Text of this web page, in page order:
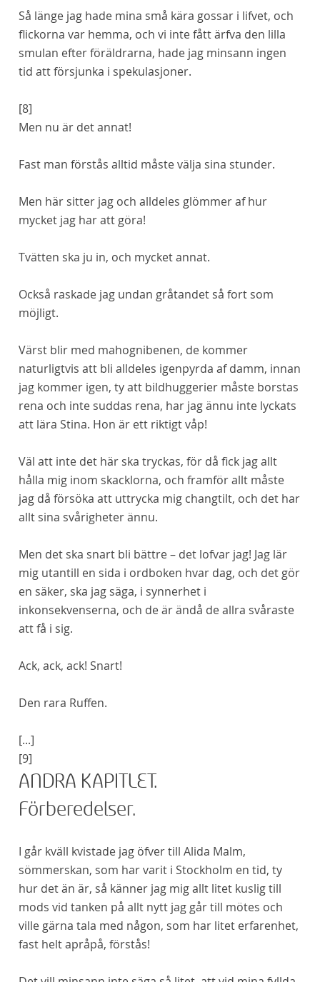
Så länge jag hade mina små kära gossar i lifvet, och
flickorna var hemma, och vi inte fått ärfva den lilla
smulan efter föräldrarna, hade jag minsann ingen
tid att försjunka i spekulasjoner.
[8]
Men nu är det annat!
Fast man förstås alltid måste välja sina stunder.
Men här sitter jag och alldeles glömmer af hur
mycket jag har att göra!
Tvätten ska ju in, och mycket annat.
Också raskade jag undan gråtandet så fort som
möjligt.
Värst blir med mahognibenen, de kommer
naturligtvis att bli alldeles igenpyrda af damm, innan
jag kommer igen, ty att bildhuggerier måste borstas
rena och inte suddas rena, har jag ännu inte lyckats
att lära Stina. Hon är ett riktigt våp!
Väl att inte det här ska tryckas, för då fick jag allt
hålla mig inom skacklorna, och framför allt måste
jag då försöka att uttrycka mig changtilt, och det har
allt sina svårigheter ännu.
Men det ska snart bli bättre – det lofvar jag! Jag lär
mig utantill en sida i ordboken hvar dag, och det gör
en säker, ska jag säga, i synnerhet i
inkonsekvenserna, och deär ändå de allra svåraste
att få i sig.
Ack, ack, ack! Snart!
Den rara Ruffen.
[...]
[9]
ANDRA KAPITLET.
Förberedelser.
I går kväll kvistade jag öfver till Alida Malm,
sömmerskan, som har varit i Stockholm en tid, ty
hur det än är, så känner jag mig allt litet kuslig till
mods vid tanken på allt nytt jag går till mötes och
ville gärna tala med någon, som har litet erfarenhet,
fast helt apråpå, förstås!